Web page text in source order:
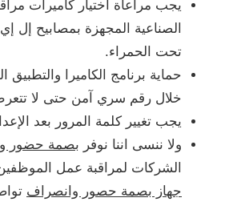
يجب مراعاة أختيار كاميرات
الصناعية المجهزة بمصابيح إل
تحت الحمراء.
حماية برنامج الكاميرا
خلال رقم سري آمن حتى لا
يجب تغيير كلمة المرور بعد
ولا ننسى اننا نوفر بصمة حضور
الشركات لمراقبة عمل
جهاز بصمة حصور وانصراف